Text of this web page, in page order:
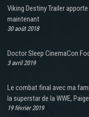
Viking Destiny Trailer
maintenant
30 août 2018
Doctor Sleep CinemaCon
3 avril 2019
Le combat final avec ma
la superstar de la WWE, Paige
19 février 2019